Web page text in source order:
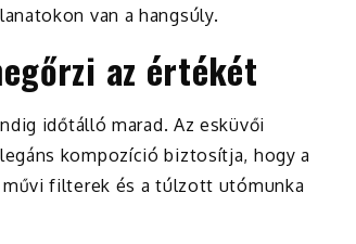
van a hangsúly.
az értékét
időtálló marad. Az esküvői
kompozíció biztosítja, hogy a
művi filterek és a túlzott utómunka